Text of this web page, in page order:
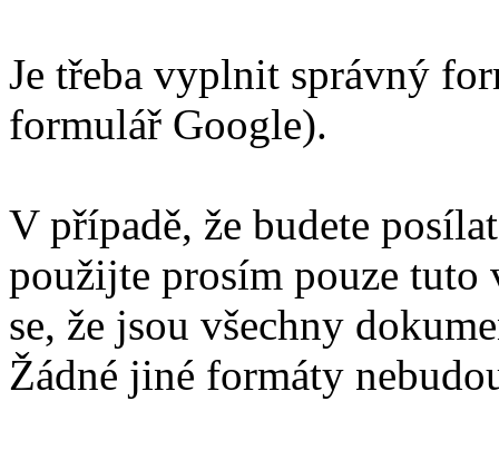
Je třeba vyplnit správný
formulář Google).
V případě, že budete
použijte prosím pouze tuto
se, že jsou všechny
Žádné jiné formáty